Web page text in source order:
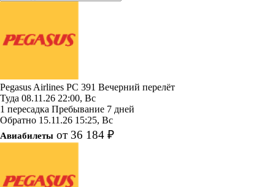
Pegasus Airlines PC 391 Вечерний перелёт
Туда 08.11.26 22:00, Вс
1 пересадка Пребывание 7 дней
Обратно 15.11.26 15:25, Вс
Авиабилеты от 36 184 ₽